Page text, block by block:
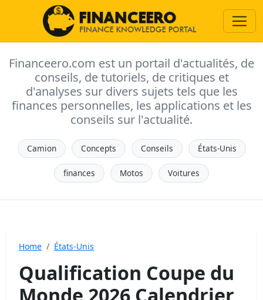
Financeero.com est un portail d'actualités, de
conseils, de tutoriels, de critiques et
d'analyses sur divers sujets tels que les
finances personnelles, les applications et les
conseils sur l'actualité.
Camion Concepts Conseils États-Unis
finances Motos Voitures
Home États-Unis
Qualification Coupe du